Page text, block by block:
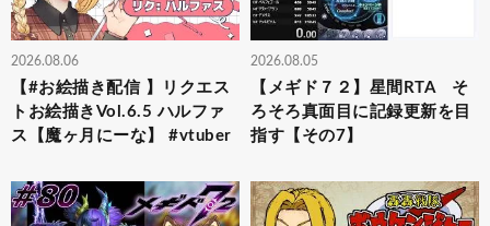
2026.08.06
【#お絵描き配信 】リクエス
トお絵描きVol.6.5 ハルファ
ス【魔ヶ月にーな】 #vtuber
2026.08.05
【メギド７２】星間RTA そ
ろそろ真面目に記録更新を目
指す【その7】